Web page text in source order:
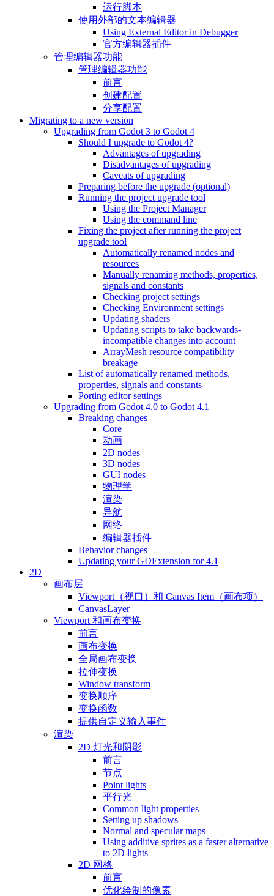
运行脚本
使用外部的文本编辑器
Using External Editor in Debugger
官方编辑器插件
管理编辑器功能
管理编辑器功能
前言
创建配置
分享配置
Migrating to a new version
Upgrading from Godot 3 to Godot 4
Should I upgrade to Godot 4?
Advantages of upgrading
Disadvantages of upgrading
Caveats of upgrading
Preparing before the upgrade (optional)
Running the project upgrade tool
Using the Project Manager
Using the command line
Fixing the project after running the project
upgrade tool
Automatically renamed nodes and
resources
Manually renaming methods, properties,
signals and constants
Checking project settings
Checking Environment settings
Updating shaders
Updating scripts to take backwards-
incompatible changes into account
ArrayMesh resource compatibility
breakage
List of automatically renamed methods,
properties, signals and constants
Porting editor settings
Upgrading from Godot 4.0 to Godot 4.1
Breaking changes
Core
动画
2D nodes
3D nodes
GUI nodes
物理学
渲染
导航
网络
编辑器插件
Behavior changes
Updating your GDExtension for 4.1
2D
画布层
Viewport（视口）和 Canvas Item（画布项）
CanvasLayer
Viewport 和画布变换
前言
画布变换
全局画布变换
拉伸变换
Window transform
变换顺序
变换函数
提供自定义输入事件
渲染
2D 灯光和阴影
前言
节点
Point lights
平行光
Common light properties
Setting up shadows
Normal and specular maps
Using additive sprites as a faster alternative
to 2D lights
2D 网格
前言
优化绘制的像素